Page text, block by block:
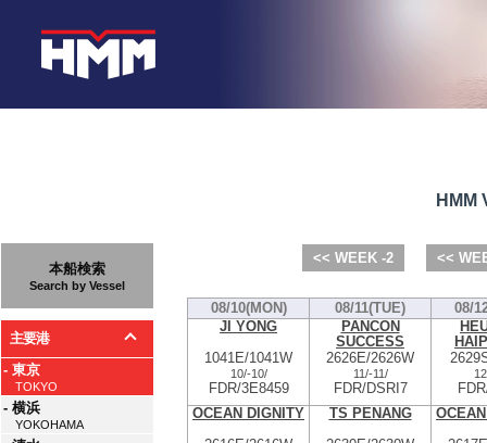
本船検索
Search by Vessel
主要港
- 東京
TOKYO
- 横浜
YOKOHAMA
HMM
<< WEEK -2 <<
08/10(MON) 08/11(TUE)
08/
JI YONG
1041E/1041W
10/-10/
FDR/3E8459
PANCON
SUCCESS
2626E/2626W
11/-11/
FDR/DSRI7
OCEAN DIGNITY
TS PENANG